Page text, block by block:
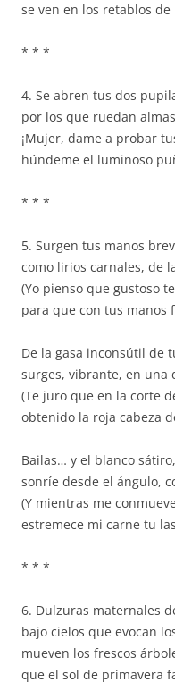
se ven en los retablos
* * *
4. Se abren tus dos
por los que ruedan
¡Mujer, dame a probar
húndeme el luminoso
* * *
5. Surgen tus manos
como lirios carnales, de
(Yo pienso que gustoso
para que con tus manos
De la gasa inconsútil de
surges, vibrante, en una
(Te juro que en la corte
obtenido la roja cabeza
Bailas… y el blanco
sonríe desde el ángulo,
(Y mientras me
estremece mi carne tu
* * *
6. Dulzuras maternales
bajo cielos que evocan
mueven los frescos
que el sol de primavera